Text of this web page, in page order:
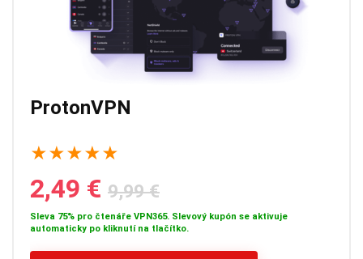
ProtonVPN
★★★★★
2,49 € 9,99 €
Sleva 75% pro čtenáře VPN365. Slevový kupón se aktivuje
automaticky po kliknutí na tlačítko.